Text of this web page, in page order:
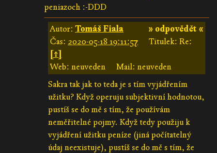
peniazoch :-DDD
» odpovědět «
Autor: Tomáš Fiala
Čas: 2020-05-18 19:11:57
Titulek: Re:
[↑]
Web: neuveden
Mail: neuveden
Sakra tak jak to teda je s tím vyjádřením
užitku? Když operuju subjektivní hodnotou,
pustíš se do mě s tím, že používám
neměřitelné pojmy. Když tedy použiju k
vyjádření užitku peníze (jiná počítatelný
údaj neexistuje), pustíš se do mě s tím, že